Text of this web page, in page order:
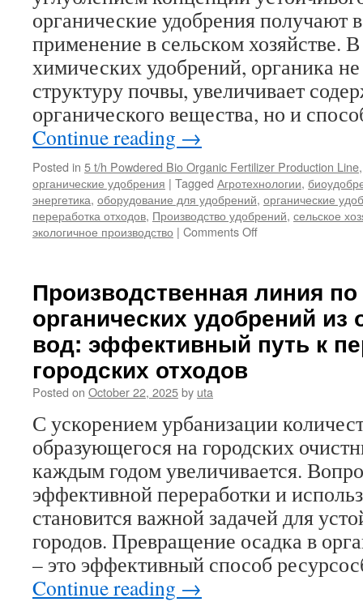
органические удобрения получают
применение в сельском хозяйстве.
химических удобрений, органика
структуру почвы, увеличивает
органического вещества, но и
Continue reading →
Posted in 5 t/h Powdered Bio Organic Fertilizer Production Line
органические удобрения | Tagged Агротехнологии,
энергетика, оборудование для удобрений, органические
переработка отходов, Производство удобрений, сельское
экологичное производство | Comments Offon
выбор
—
анализ
производственной
линии
удобрений
с
5
тонн
в
час
Производственная линия
органических удобрений из
вод: эффективный путь к
городских отходов
Posted on October 22, 2025by uta
С ускорением урбанизации
образующегося на городских
каждым годом увеличивается.
эффективной переработки и
становится важной задачей для
городов. Превращение осадка в
– это эффективный способ
Continue reading →